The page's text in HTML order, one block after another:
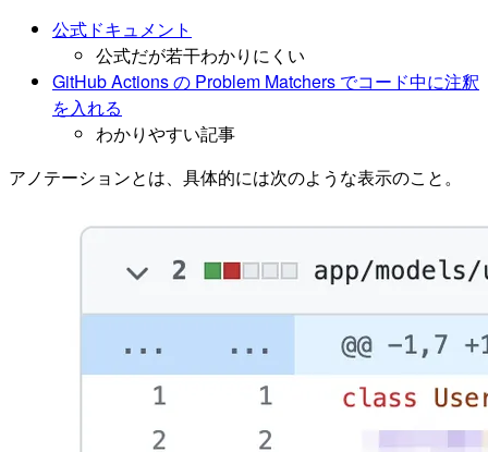
公式ドキュメント
公式だが若干わかりにくい
GitHub Actions の Problem Matchers でコード中に注釈
を入れる
わかりやすい記事
アノテーションとは、具体的には次のような表示のこと。